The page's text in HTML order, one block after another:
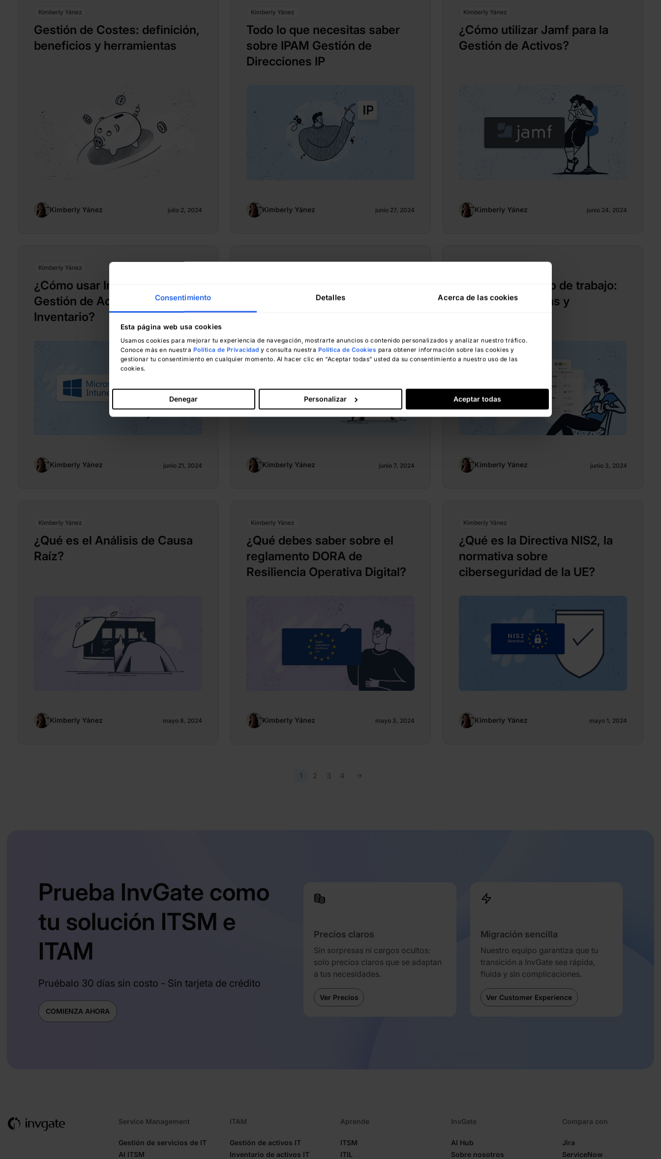
Consentimiento Detalles Acerca de las cookies
Esta página web usa cookies
Usamos cookies para mejorar tu experiencia de navegación, mostrarte anuncios o contenido personalizados y analizar nuestro tráfico.
Conoce más en nuestra Política de Privacidad y consulta nuestra Política de Cookies para obtener información sobre las cookies y
gestionar tu consentimiento en cualquier momento. Al hacer clic en “Aceptar todas” usted da su consentimiento a nuestro uso de las
cookies.
Denegar Personalizar Aceptar todas
Kimberly Yánez
Gestión de Costes: definición,
beneficios y herramientas
Kimberly Yánez julio 2, 2024
Kimberly Yánez
Todo lo que necesitas saber
sobre IPAM Gestión de
Direcciones IP
Kimberly Yánez junio 27, 2024
Kimberly Yánez
¿Cómo utilizar Jamf para la
Gestión de Activos?
Kimberly Yánez junio 24, 2024
Kimberly Yánez
¿Cómo usar Intune para la
Gestión de Activos y del
Inventario?
Kimberly Yánez junio 21, 2024
Automation: ventajas,
ejemplos y plantillas
Kimberly Yánez junio 7, 2024
Gestionar un flujo de trabajo:
ventajas, plantillas y
Kimberly Yánez junio 3, 2024
Kimberly Yánez
¿Qué es el Análisis de Causa
Raíz?
Kimberly Yánez mayo 8, 2024
Kimberly Yánez
¿Qué debes saber sobre el
reglamento DORA de
Resiliencia Operativa Digital?
Kimberly Yánez mayo 3, 2024
Kimberly Yánez
¿Qué es la Directiva NIS2, la
normativa sobre
ciberseguridad de la UE?
Kimberly Yánez mayo 1, 2024
1 2 3 4
Prueba InvGate como
tu solución ITSM e
ITAM
Pruébalo 30 días sin costo - Sin tarjeta de crédito
COMIENZA AHORA
Precios claros
Sin sorpresas ni cargos ocultos:
solo precios claros que se adaptan
a tus necesidades.
Ver Precios
Migración sencilla
Nuestro equipo garantiza que tu
transición a InvGate sea rápida,
fluida y sin complicaciones.
Ver Customer Experience
Service Management
Gestión de servicios de IT
AI ITSM
ITAM
Gestión de activos IT
Inventario de activos IT
Aprende
ITSM
ITIL
InvGate
AI Hub
Sobre nosotros
Compara con
Jira
ServiceNow